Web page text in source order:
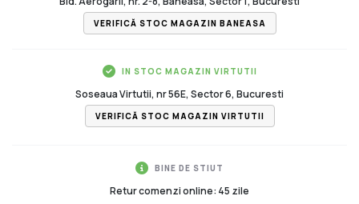
VERIFICĂ STOC MAGAZIN BANEASA
IN STOC MAGAZIN VIRTUTII
Soseaua Virtutii, nr 56E, Sector 6, Bucuresti
VERIFICĂ STOC MAGAZIN VIRTUTII
BINE DE STIUT
Retur comenzi online: 45 zile